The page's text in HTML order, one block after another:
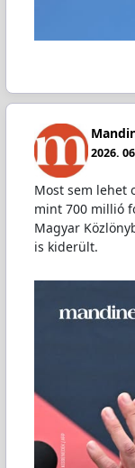
2026.
Most sem lehet
mint 700 millió
Magyar
is kiderült.